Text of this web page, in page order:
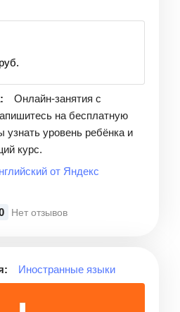
Онлайн-занятия с
на бесплатную
узнать уровень ребёнка и
курс.
от Яндекс
Нет отзывов
Иностранные языки